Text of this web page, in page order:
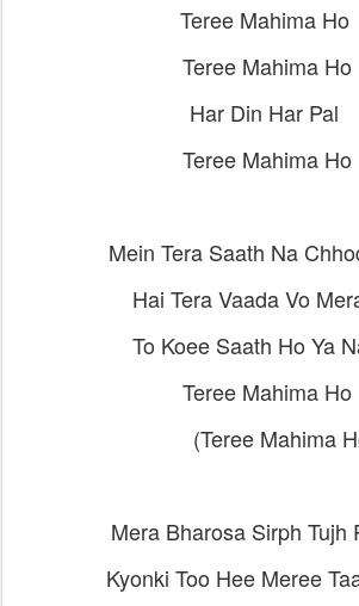
Teree Mahima Ho
Teree Mahima Ho
Har Din Har Pal
Teree Mahima Ho
Mein Tera Saath Na
Hai Tera Vaada Vo
To Koee Saath Ho Ya
Teree Mahima Ho
(Teree Mahima
Mera Bharosa Sirph Tujh
Kyonki Too Hee Meree